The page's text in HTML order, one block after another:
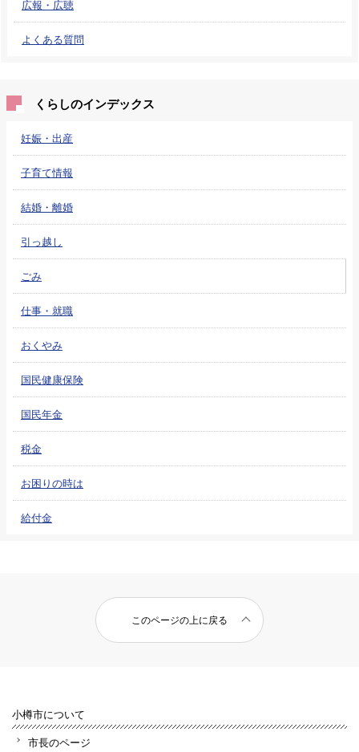
広報・広聴
よくある質問
くらしのインデックス
妊娠・出産
子育て情報
結婚・離婚
引っ越し
ごみ
仕事・就職
おくやみ
国民健康保険
国民年金
税金
お困りの時は
給付金
このページの上に戻る
小樽市について
市長のページ